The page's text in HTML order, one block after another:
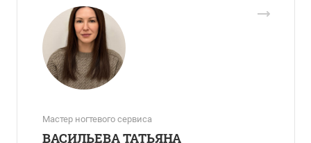
Мастер ногтевого сервиса
ВАСИЛЬЕВА ТАТЬЯНА